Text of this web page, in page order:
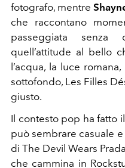
fotografo, mentre
che raccontano
passeggiata senza
quell’attitude al bello
l’acqua, la luce
sottofondo, Les Filles
giusto.
Il contesto pop ha fatto
può sembrare casuale
di The Devil Wears
che cammina in